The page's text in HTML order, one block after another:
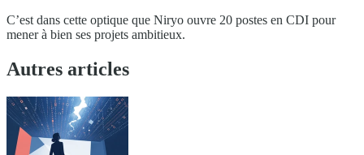
C’est dans cette optique que Niryo ouvre 20 postes en CDI pour
mener à bien ses projets ambitieux.
Autres articles